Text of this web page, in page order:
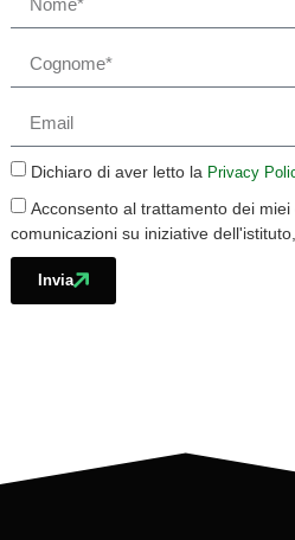
Dichiaro di aver letto la Privacy
Acconsento al trattamento dei
comunicazioni su iniziative
Invia